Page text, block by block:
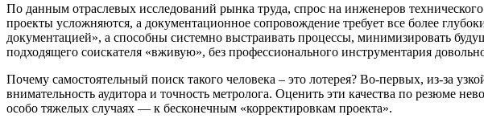
По данным отраслевых исследований рынка труда, спрос на инженеров
проекты усложняются, а документационное сопровождение требует все более
документацией», а способны системно выстраивать процессы, минимизировать
подходящего соискателя «вживую», без профессионального инструментария
Почему самостоятельный поиск такого человека – это лотерея? Во-первых, из-за
внимательность аудитора и точность метролога. Оценить эти качества по резюме
особо тяжелых случаях — к бесконечным «корректировкам проекта».